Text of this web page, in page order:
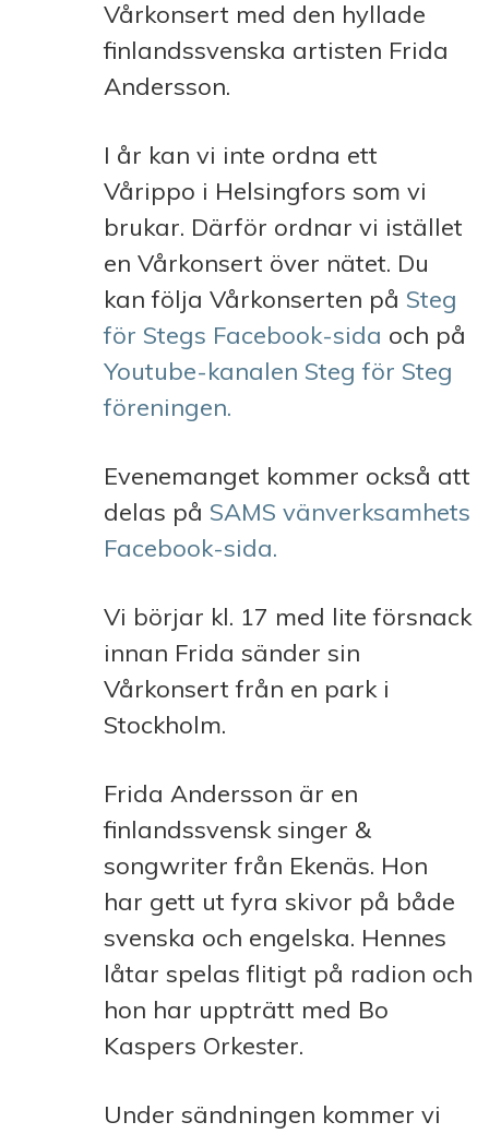
Vårkonsert med den hyllade
finlandssvenska artisten Frida
Andersson.
I år kan vi inte ordna ett
Vårippo i Helsingfors som vi
brukar. Därför ordnar vi istället
en Vårkonsert över nätet. Du
kan följa Vårkonserten på Steg
för Stegs Facebook-sida och på
Youtube-kanalen Steg för Steg
föreningen.
Evenemanget kommer också att
delas på SAMS vänverksamhets
Facebook-sida.
Vi börjar kl. 17 med lite försnack
innan Frida sänder sin
Vårkonsert från en park i
Stockholm.
Frida Andersson är en
finlandssvensk singer &
songwriter från Ekenäs. Hon
har gett ut fyra skivor på både
svenska och engelska. Hennes
låtar spelas flitigt på radion och
hon har uppträtt med Bo
Kaspers Orkester.
Under sändningen kommer vi